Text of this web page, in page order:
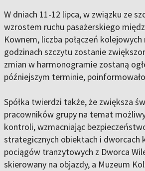
W dniach 11-12 lipca, w związku ze
wzrostem ruchu pasażerskiego
Kownem, liczba połączeń
godzinach szczytu zostanie
zmian w harmonogramie zostaną
późniejszym terminie,
Spółka twierdzi także, że zwiększa
pracowników grupy na temat
kontroli, wzmacniając
strategicznych obiektach i dworcach
pociągów tranzytowych z Dworca
skierowany na objazdy, a Muzeum